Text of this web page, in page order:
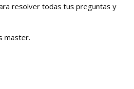
resolver todas tus preguntas y
master.